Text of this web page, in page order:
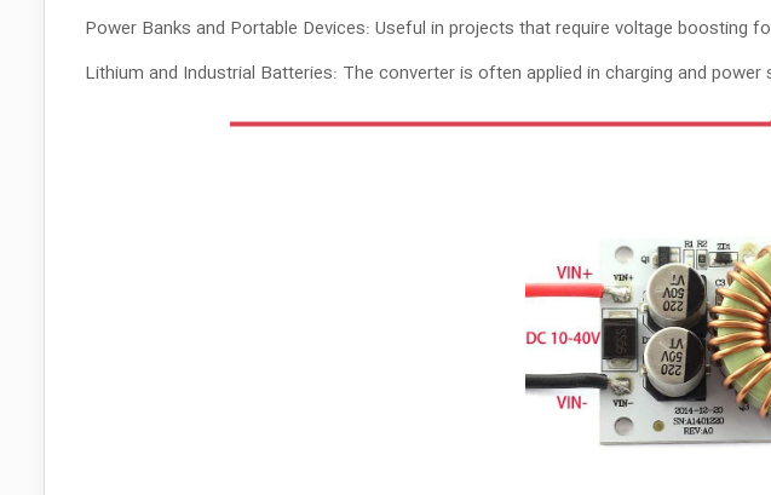
Power Banks and Portable Devices: Useful in projects that require voltage boosting
Lithium and Industrial Batteries: The converter is often applied in charging and